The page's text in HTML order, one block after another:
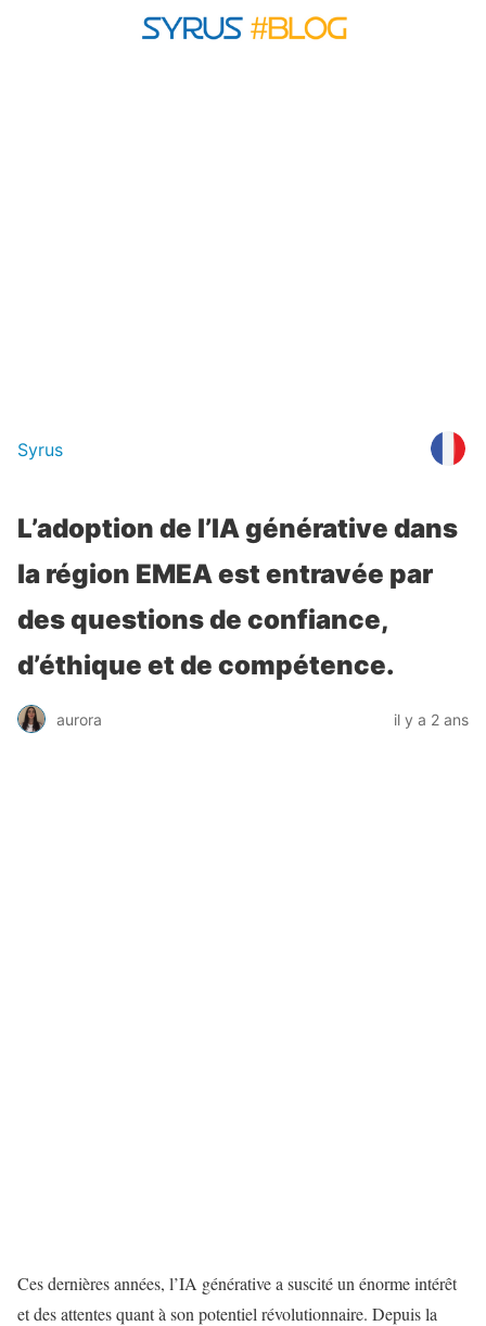
Syrus
L’adoption de l’IA générative dans
la région EMEA est entravée par
des questions de confiance,
d’éthique et de compétence.
aurora il y a 2 ans
Ces dernières années, l’IA générative a suscité un énorme intérêt
et des attentes quant à son potentiel révolutionnaire. Depuis la